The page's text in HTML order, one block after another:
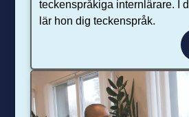
teckenspråkiga internlärare. I
lär hon dig teckenspråk.